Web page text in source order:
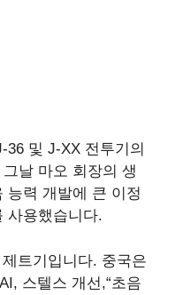
및 J-XX 전투기의
날 마오 회장의 생
능력 개발에 큰 이정
사용했습니다.
트기입니다. 중국은
스텔스 개선,“초음